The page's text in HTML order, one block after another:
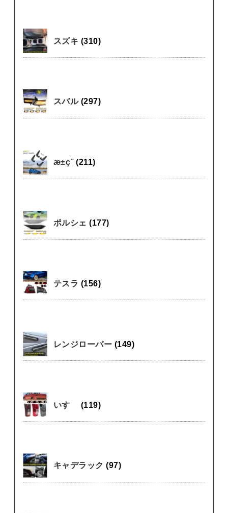
スズキ (310)
スバル (297)
æ±ç¨(211)
ポルシェ(177)
テスラ (156)
レンジローバー (149)
いすゞ (119)
キャデラック(97)